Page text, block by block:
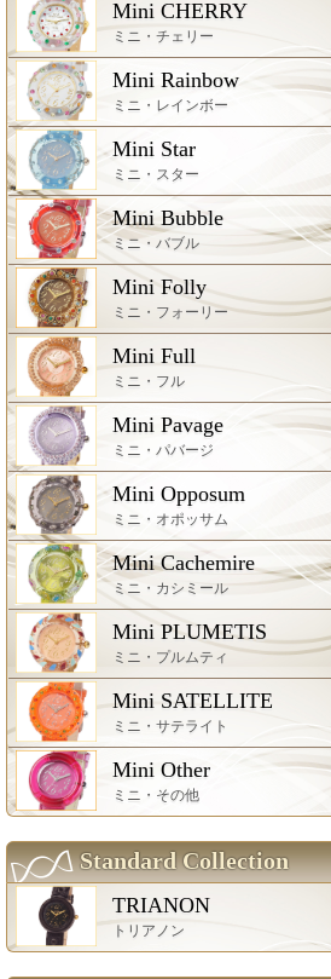
Mini CHERRY
ミニ・チェリー
Mini Rainbow
ミニ・レインボー
Mini Star
ミニ・スター
Mini Bubble
ミニ・バブル
Mini Folly
ミニ・フォーリー
Mini Full
ミニ・フル
Mini Pavage
ミニ・パバージ
Mini Opposum
ミニ・オポッサム
Mini Cachemire
ミニ・カシミール
Mini PLUMETIS
ミニ・プルムティ
Mini SATELLITE
ミニ・サテライト
Mini Other
ミニ・その他
Standard Collection
TRIANON
トリアノン